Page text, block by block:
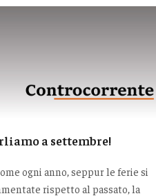
a settembre!
ogni anno, seppur le ferie si
rispetto al passato, la